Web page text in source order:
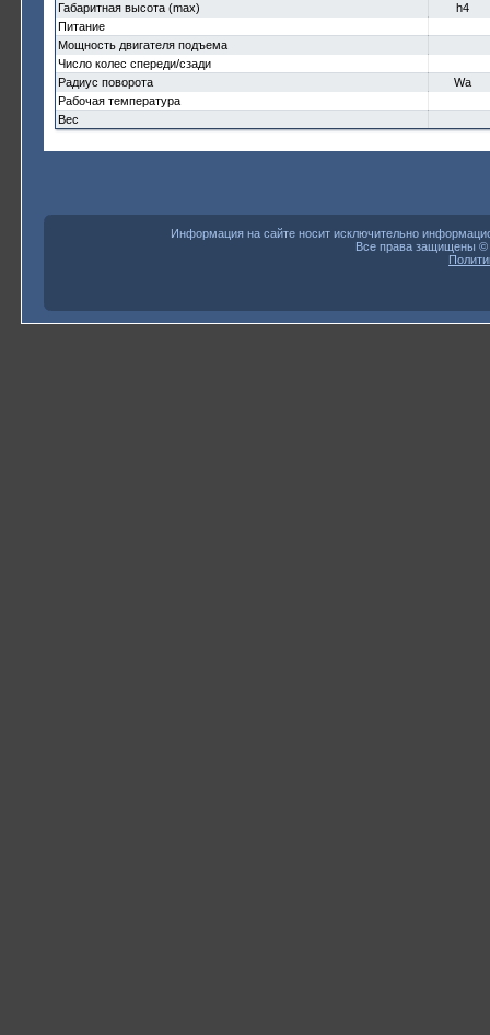
Габаритная высота (max)
h4
Питание
Мощность двигателя подъема
Число колес спереди/сзади
Радиус поворота
Wa
Рабочая температура
Вес
Информация на сайте носит исключительно
Все права защищены ©